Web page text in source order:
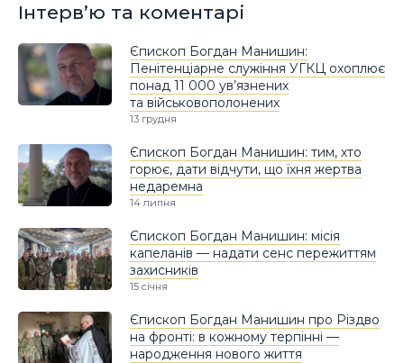
Інтерв’ю та коментарі
Єпископ Богдан Манишин:
Пенітенціарне служіння УГКЦ охоплює
понад 11 000 ув’язнених
та військовополонених
13 грудня
Єпископ Богдан Манишин: тим, хто
горює, дати відчути, що їхня жертва
недаремна
14 липня
Єпископ Богдан Манишин: місія
капеланів — надати сенс пережиттям
захисників
15 січня
Єпископ Богдан Манишин про Різдво
на фронті: в кожному терпінні —
народження нового життя